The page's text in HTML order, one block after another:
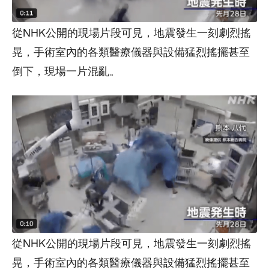
從NHK公開的現場片段可見，地震發生一刻劇烈搖
晃，手術室內的各類醫療儀器與設備猛烈搖擺甚至
倒下，現場一片混亂。
從NHK公開的現場片段可見，地震發生一刻劇烈搖
晃，手術室內的各類醫療儀器與設備猛烈搖擺甚至